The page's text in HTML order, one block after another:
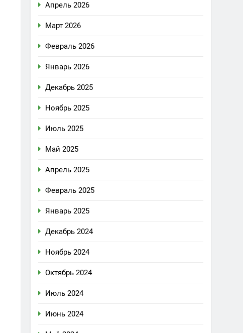
Апрель 2026
Март 2026
Февраль 2026
Январь 2026
Декабрь 2025
Ноябрь 2025
Июль 2025
Май 2025
Апрель 2025
Февраль 2025
Январь 2025
Декабрь 2024
Ноябрь 2024
Октябрь 2024
Июль 2024
Июнь 2024